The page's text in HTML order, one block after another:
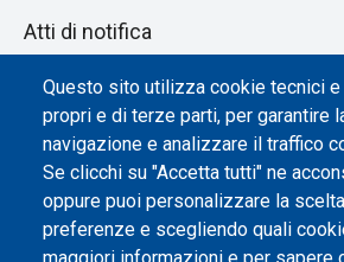
Questo sito utilizza cookie tecnici
propri e di terze parti, per garantire
navigazione e analizzare il traffico
Se clicchi su "Accetta tutti" ne
oppure puoi personalizzare la
preferenze e scegliendo quali
Atti di notifica
Dichiarazione di accessibilità
Impostazione dei cookie